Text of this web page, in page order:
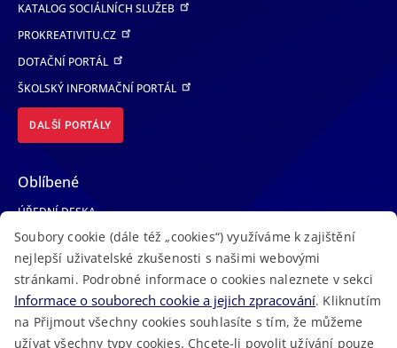
KATALOG SOCIÁLNÍCH SLUŽEB
PROKREATIVITU.CZ
DOTAČNÍ PORTÁL
ŠKOLSKÝ INFORMAČNÍ PORTÁL
DALŠÍ PORTÁLY
Oblíbené
ÚŘEDNÍ DESKA
TELEFONNÍ SEZNAM
LÉKAŘSKÁ POHOTOVOST
VOLNÁ MÍSTA
AKTUALITY
Soubory cookie (dále též „cookies“) využíváme k zajištění
nejlepší uživatelské zkušenosti s našimi webovými
stránkami. Podrobné informace o cookies naleznete v sekci
Informace o souborech cookie a jejich zpracování. Kliknutím
na Přijmout všechny cookies souhlasíte s tím, že můžeme
užívat všechny typy cookies. Chcete-li povolit užívání pouze